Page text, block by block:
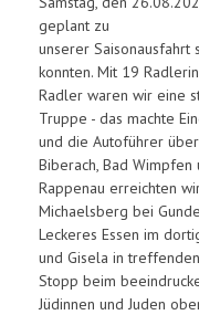
geplant zu
unserer Saisonausfahrt
konnten. Mit 19
Radler waren wir eine
Truppe - das machte
und die Autoführer
Biberach, Bad
Rappenau erreichten
Michaelsberg bei
Leckeres Essen im
und Gisela in
Stopp beim
Jüdinnen und Juden